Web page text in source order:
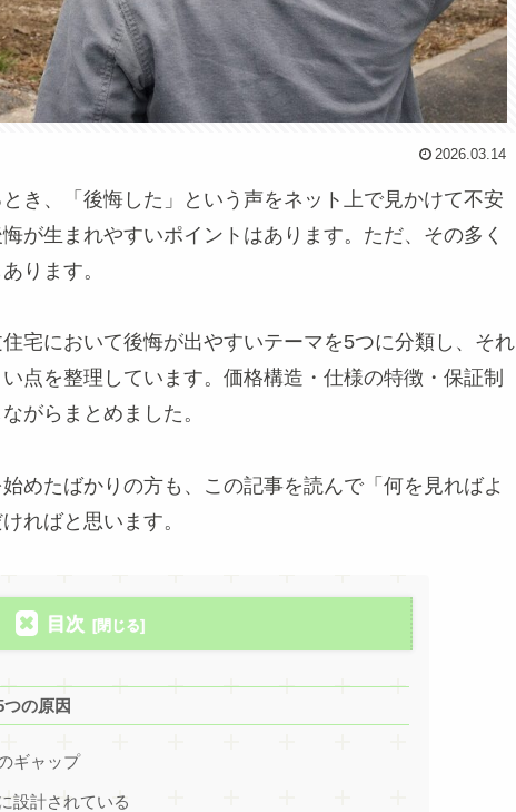
2026.03.14
き、「後悔した」という声をネット上で見かけて不安
が生まれやすいポイントはあります。ただ、その多く
ります。
宅において後悔が出やすいテーマを5つに分類し、それ
点を整理しています。価格構造・仕様の特徴・保証制
がらまとめました。
めたばかりの方も、この記事を読んで「何を見ればよ
ればと思います。
目次
の原因
ギャップ
設計されている